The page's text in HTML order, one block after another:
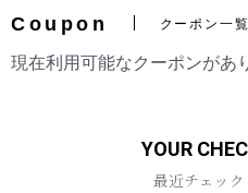
Coupon クーポン一覧
現在利用可能なクーポンがあ
YOUR
最近チェック